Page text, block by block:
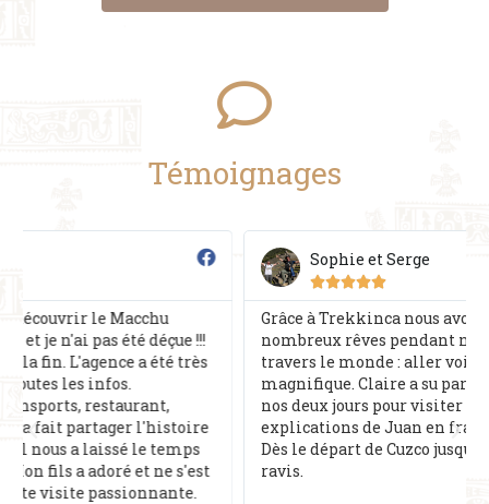
Témoignages
Sophie et Serge
Grâce à Trekkinca nous avons pu réaliser un de nos
nombreux rêves pendant notre année à voyager à
travers le monde : aller voir le Machu picchu. Ce fut
magnifique. Claire a su parfaitement bien organiser
nos deux jours pour visiter le site avec les
explications de Juan en français très intéressantes.
Dès le départ de Cuzco jusqu’au retour nous avons été
ravis.